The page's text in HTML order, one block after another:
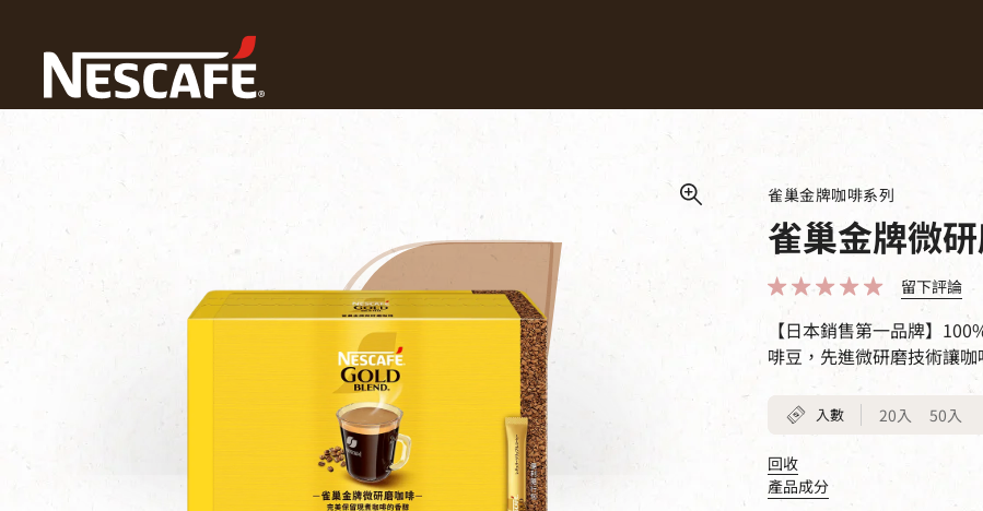
我們的咖啡
雀巢金牌咖啡系列
雀巢金牌微
留下評論
【日本銷售第一品牌】
啡豆，先進微研磨技術讓咖
入數 20入 50入
回收
產品成分